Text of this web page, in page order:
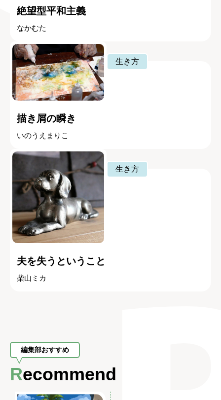
絶望型平和主義
なかむた
生き方
描き屑の瞬き
いのうえまりこ
生き方
夫を失うということ
柴山ミカ
編集部おすすめ
Recommend